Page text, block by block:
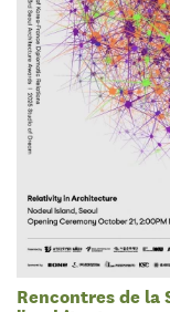
Rencontres de